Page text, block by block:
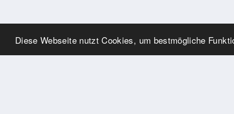
Diese Webseite nutzt Cookies, um bestmögliche